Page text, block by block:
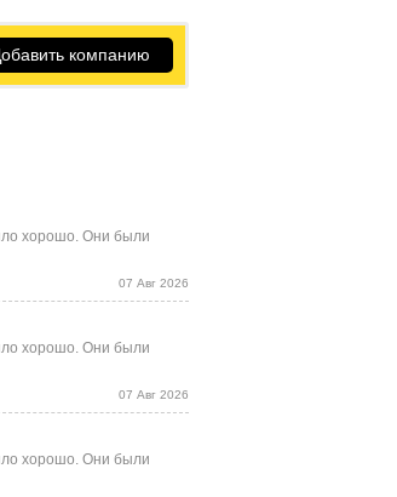
компанию
хорошо. Они были
07 Авг 2026
хорошо. Они были
07 Авг 2026
хорошо. Они были